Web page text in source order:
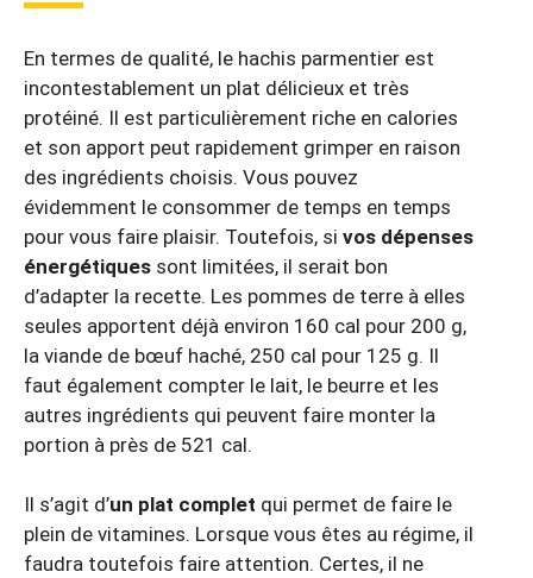
En termes de qualité, le hachis parmentier est
incontestablement un plat délicieux et très
protéiné. Il est particulièrement riche en calories
et son apport peut rapidement grimper en raison
des ingrédients choisis. Vous pouvez
évidemment le consommer de temps en temps
pour vous faire plaisir. Toutefois, si vos dépenses
énergétiques sont limitées, il serait bon
d’adapter la recette. Les pommes de terre à elles
seules apportent déjà environ 160 cal pour 200 g,
la viande de bœuf haché, 250 cal pour 125 g. Il
faut également compter le lait, le beurre et les
autres ingrédients qui peuvent faire monter la
portion à près de 521 cal.
Il s’agit d’un plat complet qui permet de faire le
plein de vitamines. Lorsque vous êtes au régime, il
faudra toutefois faire attention. Certes, il ne